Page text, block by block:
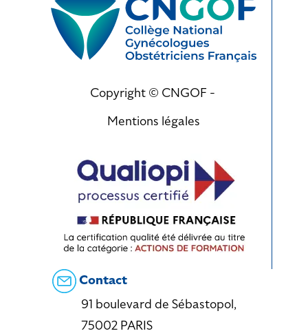
Copyright © CNGOF -
Mentions légales
Contact
91 boulevard de Sébastopol,
75002 PARIS